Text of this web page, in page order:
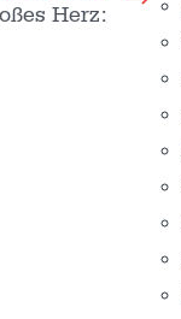
Herz: